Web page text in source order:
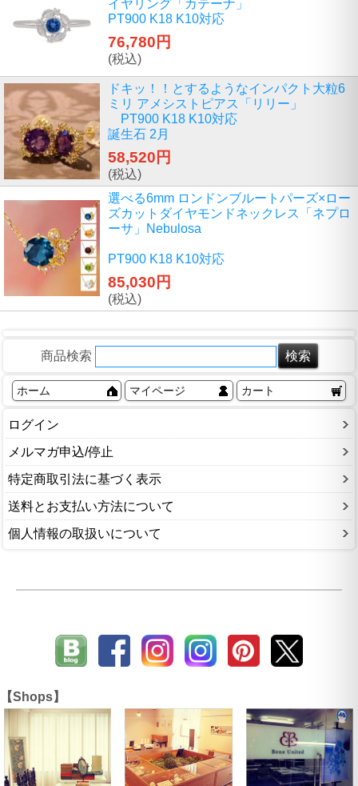
イヤリング「カテーナ」
PT900 K18 K10対応
76,780円
(税込)
ドキッ！！とするようなインパクト大粒6
ミリ アメシストピアス「リリー」
PT900 K18 K10対応
誕生石 2月
58,520円
(税込)
選べる6mm ロンドンブルートパーズ×ロー
ズカットダイヤモンドネックレス「ネプロ
ーサ」Nebulosa
PT900 K18 K10対応
85,030円
(税込)
商品検索
ホーム マイページ カート
ログイン
メルマガ申込/停止
特定商取引法に基づく表示
送料とお支払い方法について
個人情報の取扱いについて
【Shops】